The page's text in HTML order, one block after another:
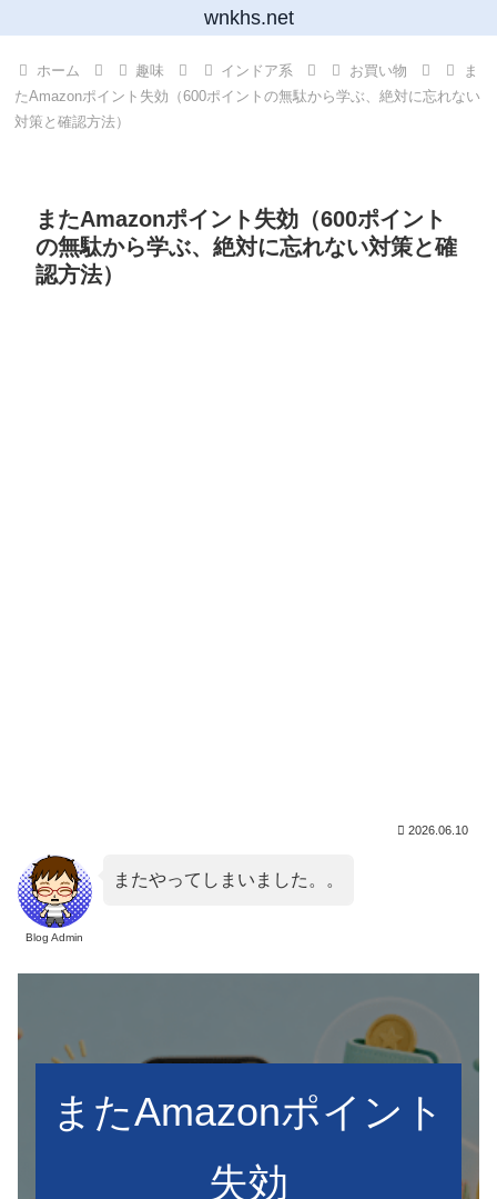
wnkhs.net
ホーム 趣味 インドア系 お買い物
ま
たAmazonポイント失効（600ポイントの無駄から学ぶ、絶対に忘れない
対策と確認方法）
またAmazonポイント失効（600ポイント
の無駄から学ぶ、絶対に忘れない対策と確
認方法）
2026.06.10
Blog Admin
またやってしまいました。。
またAmazonポイント
失効